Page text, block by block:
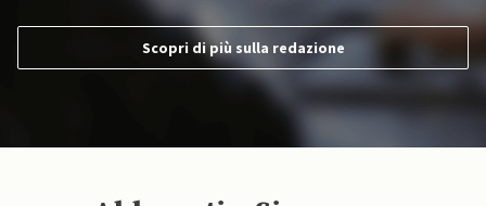
Scopri di più sulla redazione